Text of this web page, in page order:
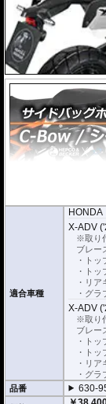
求め下さい。
る移設キット(オプシ
適合車種
HONDA
X-ADV
※取り
ブレー
・ト
・ト
・リ
・グラ
X-ADV
※取り
ブレー
・ト
・ト
・リ
・グラ
品番
630-